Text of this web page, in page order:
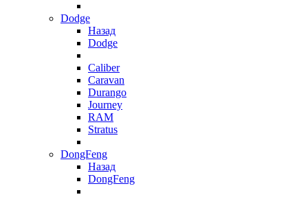
Dodge
Назад
Dodge
Caliber
Caravan
Durango
Journey
RAM
Stratus
DongFeng
Назад
DongFeng